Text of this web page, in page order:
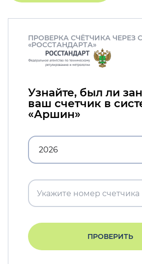
ПРОВЕРКА СЧЁТЧИКА ЧЕРЕЗ
«РОССТАНДАРТА»
Узнайте, был ли
ваш счетчик в
«Аршин»
ПРОВЕРИТЬ